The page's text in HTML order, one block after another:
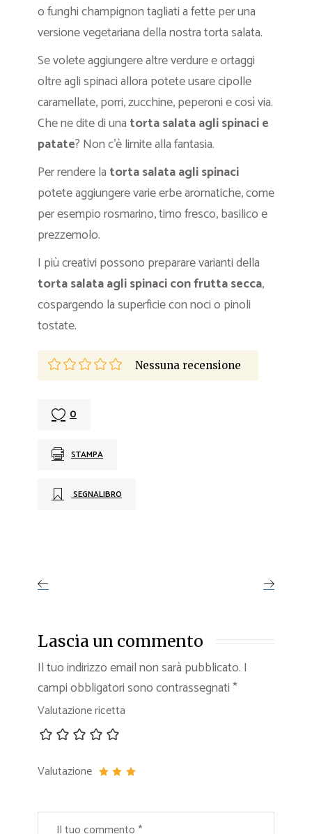
o funghi champignon tagliati a fette per una
versione vegetariana della nostra torta salata.
Se volete aggiungere altre verdure e ortaggi
oltre agli spinaci allora potete usare cipolle
caramellate, porri, zucchine, peperoni e così via.
Che ne dite di una torta salata agli spinaci e
patate? Non c’è limite alla fantasia.
Per rendere la torta salata agli spinaci
potete aggiungere varie erbe aromatiche, come
per esempio rosmarino, timo fresco, basilico e
prezzemolo.
I più creativi possono preparare varianti della
torta salata agli spinaci con frutta secca,
cospargendo la superficie con noci o pinoli
tostate.
Nessuna recensione
0
STAMPA
SEGNALIBRO
Lascia un commento
Il tuo indirizzo email non sarà pubblicato. I
campi obbligatori sono contrassegnati*
Valutazione ricetta
Valutazione